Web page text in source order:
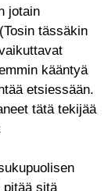
jotain
tässäkin
kääntyä
etsiessään.
tätä tekijää
pitää sitä